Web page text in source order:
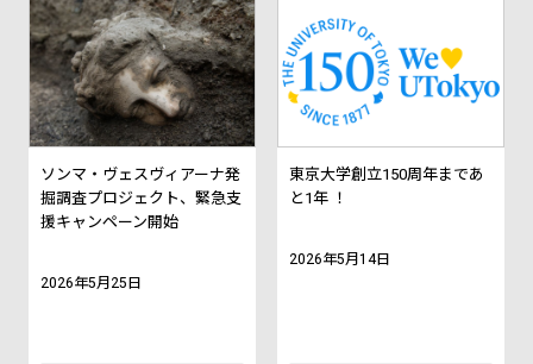
ソンマ・ヴェスヴィアーナ発
掘調査プロジェクト、緊急支
援キャンペーン開始
2026年5月25日
東京大学創立150周年まであ
と1年 ！
2026年5月14日